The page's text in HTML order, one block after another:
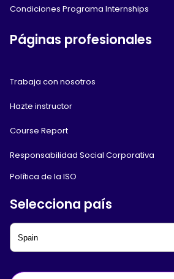
Condiciones Programa Internships
Páginas profesionales
Trabaja con nosotros
Hazte instructor
Course Report
Responsabilidad Social Corporativa
Política de la ISO
Selecciona país